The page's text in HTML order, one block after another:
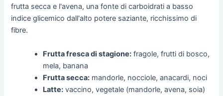
frutta secca e l'avena, una fonte di carboidrati a basso
indice glicemico dall'alto potere saziante, ricchissimo di
fibre.
Frutta fresca di stagione: fragole, frutti di bosco,
mela, banana
Frutta secca: mandorle, nocciole, anacardi, noci
Latte: vaccino, vegetale (mandorle, avena, soia)